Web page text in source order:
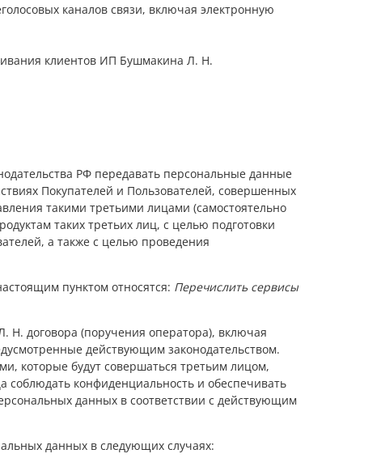
каналов связи, включая электронную
клиентов ИП Бушмакина Л. Н.
РФ передавать персональные данные
Покупателей и Пользователей, совершенных
такими третьими лицами (самостоятельно
таких третьих лиц, с целью подготовки
а также с целью проведения
пунктом относятся: Перечислить сервисы
договора (поручения оператора), включая
действующим законодательством.
которые будут совершаться третьим лицом,
соблюдать конфиденциальность и обеспечивать
данных в соответствии с действующим
данных в следующих случаях: